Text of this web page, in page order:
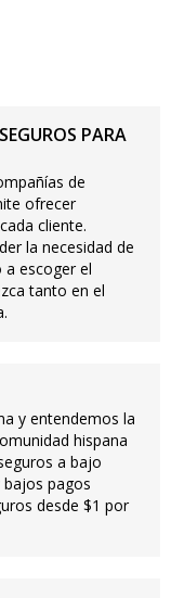
PARA
de
ofrecer
cliente.
la necesidad de
escoger el
tanto en el
y entendemos la
hispana
a bajo
pagos
desde $1 por